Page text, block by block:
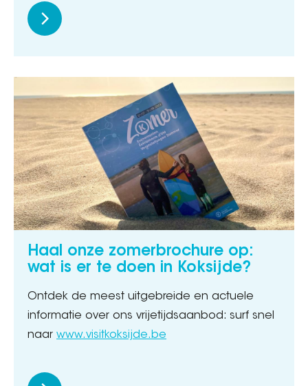
Haal onze zomerbrochure op:
wat is er te doen in Koksijde?
Ontdek de meest uitgebreide en actuele
informatie over ons vrijetijdsaanbod: surf snel
naar www.visitkoksijde.be